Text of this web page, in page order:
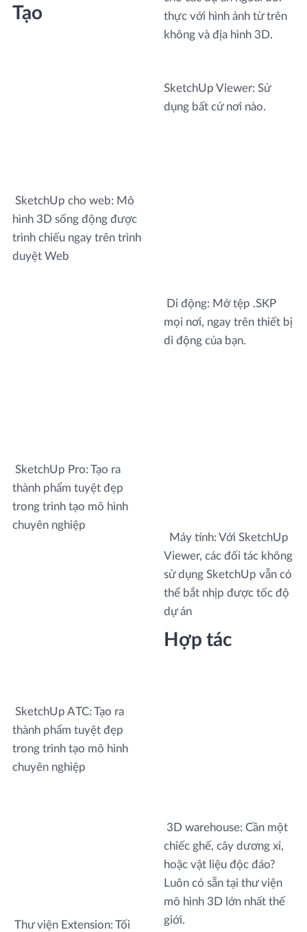
Tạo
SketchUp cho web: Mô
hình 3D sống động được
trình chiếu ngay trên trình
duyệt Web
SketchUp Pro: Tạo ra
thành phẩm tuyệt đẹp
trong trình tạo mô hình
chuyên nghiệp
SketchUp ATC: Tạo ra
thành phẩm tuyệt đẹp
trong trình tạo mô hình
chuyên nghiệp
Thư viện Extension: Tối
thực với hình ảnh từ trên
không và địa hình 3D.
SketchUp Viewer: Sử
dụng bất cứ nơi nào.
Di động: Mở tệp .SKP
mọi nơi, ngay trên thiết bị
di động của bạn.
Máy tính: Với SketchUp
Viewer, các đối tác không
sử dụng SketchUp vẫn có
thể bắt nhịp được tốc độ
dự án
Hợp tác
3D warehouse: Cần một
chiếc ghế, cây dương xỉ,
hoặc vật liệu độc đáo?
Luôn có sẵn tại thư viện
mô hình 3D lớn nhất thế
giới.